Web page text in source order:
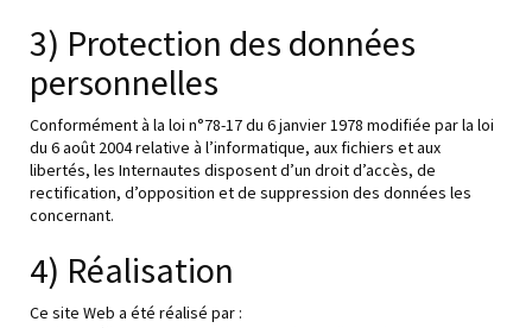
3) Protection des données
personnelles
Conformément à la loi n°78-17 du 6 janvier 1978 modifiée par la loi
du 6 août 2004 relative à l’informatique, aux fichiers et aux
libertés, les Internautes disposent d’un droit d’accès, de
rectification, d’opposition et de suppression des données les
concernant.
4) Réalisation
Ce site Web a été réalisé par :